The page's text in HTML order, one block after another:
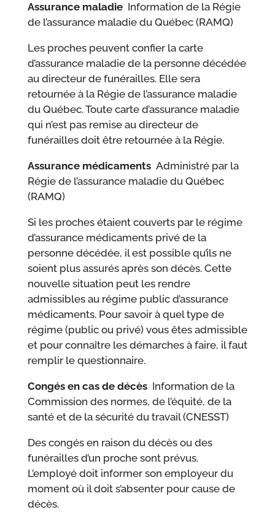
Assurance maladie Information de la Régie
de l’assurance maladie du Québec (RAMQ)
Les proches peuvent confier la carte
d’assurance maladie de la personne décédée
au directeur de funérailles. Elle sera
retournée à la Régie de l’assurance maladie
du Québec. Toute carte d’assurance maladie
qui n’est pas remise au directeur de
funérailles doit être retournée à la Régie.
Assurance médicaments Administré par la
Régie de l’assurance maladie du Québec
(RAMQ)
Si les proches étaient couverts par le régime
d’assurance médicaments privé de la
personne décédée, il est possible qu’ils ne
soient plus assurés après son décès. Cette
nouvelle situation peut les rendre
admissibles au régime public d’assurance
médicaments. Pour savoir à quel type de
régime (public ou privé) vous êtes admissible
et pour connaître les démarches à faire, il faut
remplir le questionnaire.
Congés en cas de décès Information de la
Commission des normes, de l’équité, de la
santé et de la sécurité du travail (CNESST)
Des congés en raison du décès ou des
funérailles d’un proche sont prévus.
L’employé doit informer son employeur du
moment où il doit s’absenter pour cause de
décès.